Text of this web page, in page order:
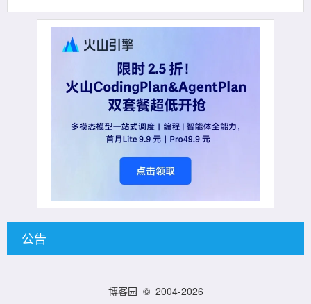
公告
博客园 © 2004-2026